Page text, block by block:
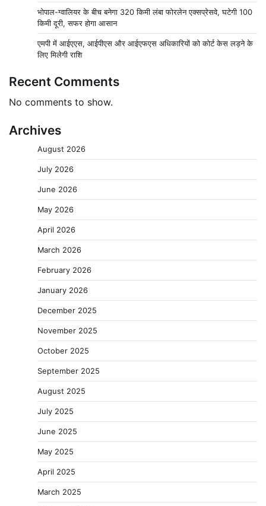
भोपाल-ग्वालियर के बीच बनेगा 320 किमी लंबा फोरलेन एक्सप्रेसवे, घटेगी 100
किमी दूरी, सफर होगा आसान
एमपी में आईएएस, आईपीएस और आईएफएस अधिकारियों को कोर्ट केस लड़ने के
लिए मिलेगी राशि
Recent Comments
No comments to show.
Archives
August 2026
July 2026
June 2026
May 2026
April 2026
March 2026
February 2026
January 2026
December 2025
November 2025
October 2025
September 2025
August 2025
July 2025
June 2025
May 2025
April 2025
March 2025